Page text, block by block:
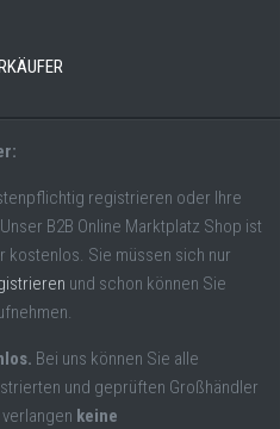
registrieren oder Ihre
B2B Online Marktplatz Shop ist
kostenlos. Sie müssen sich nur
und schon können Sie
Bei uns können Sie alle
und geprüften Großhändler
keine